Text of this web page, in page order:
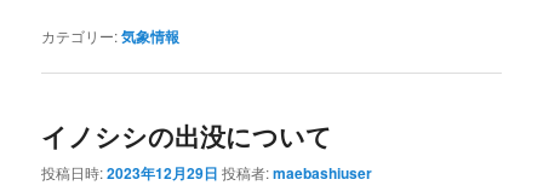
カテゴリー:気象情報
イノシシの出没について
投稿日時:2023年12月29日 投稿者:maebashiuser